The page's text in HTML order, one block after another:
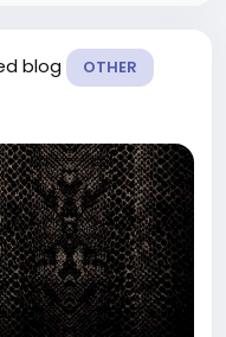
blog OTHER